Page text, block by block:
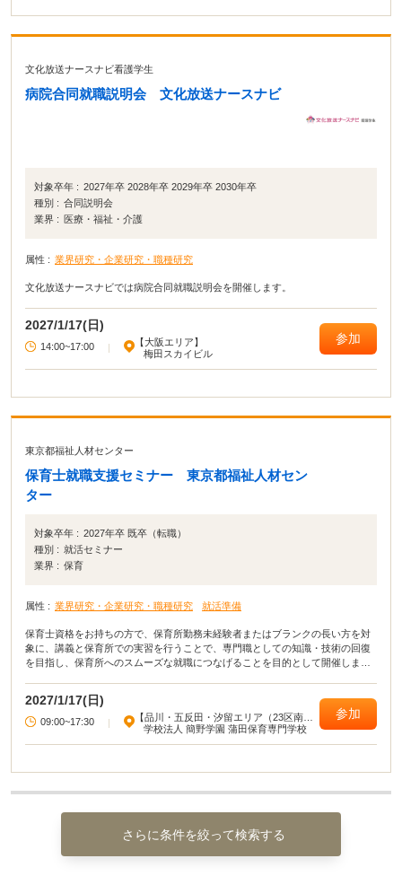
文化放送ナースナビ看護学生
病院合同就職説明会 文化放送ナースナビ
対象卒年 : 2027年卒 2028年卒 2029年卒 2030年卒
種別 : 合同説明会
業界 :
医療・福祉・介護
属性 : 業界研究・企業研究・職種研究
文化放送ナースナビでは病院合同就職説明会を開催します。
2027/1/17(日)
14:00~17:00
【大阪エリア】
梅田スカイビル
参加
東京都福祉人材センター
保育士就職支援セミナー 東京都福祉人材セン
ター
対象卒年 : 2027年卒 既卒（転職）
種別 : 就活セミナー
業界 : 保育
属性 : 業界研究・企業研究・職種研究 就活準備
保育士資格をお持ちの方で、保育所勤務未経験者またはブランクの長い方を対
象に、講義と保育所での実習を行うことで、専門職としての知識・技術の回復
を目指し、保育所へのスムーズな就職につなげることを目的として開催しま
2027/1/17(日)
09:00~17:30
【品川・五反田・汐留エリア（23区南
部）】
学校法人 簡野学園 蒲田保育専門学校
参加
さらに条件を絞って検索する